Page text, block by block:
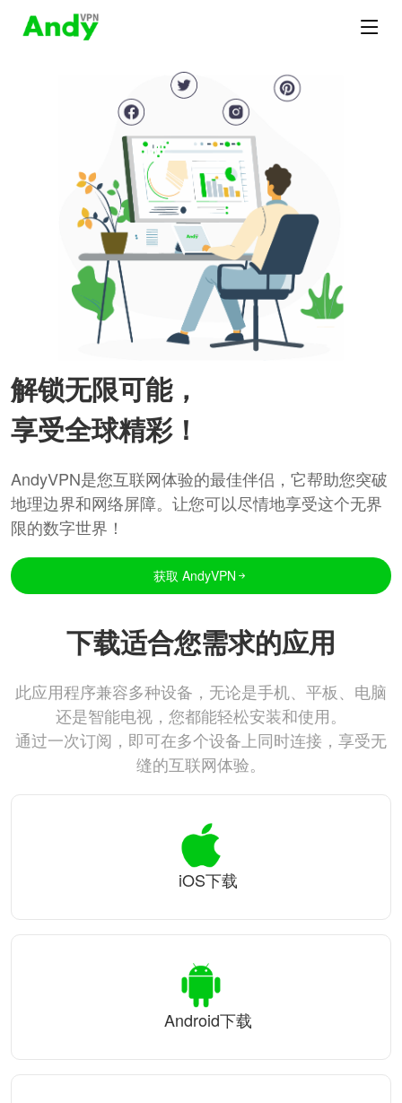
解锁无限可能，
享受全球精彩！
AndyVPN是您互联网体验的最佳伴侣，它帮助您突破
地理边界和网络屏障。让您可以尽情地享受这个无界
限的数字世界！
获取 AndyVPN
下载适合您需求的应用
此应用程序兼容多种设备，无论是手机、平板、电脑
还是智能电视，您都能轻松安装和使用。
通过一次订阅，即可在多个设备上同时连接，享受无
缝的互联网体验。
iOS下载
Android下载